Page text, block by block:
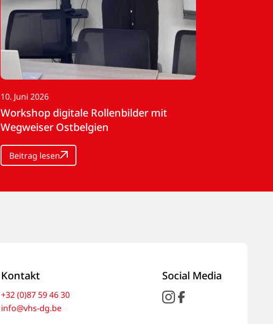
10. Juni 2026
Workshop digitale Rollenbilder mit
Wegweiser Ostbelgien
Beitrag lesen
Kontakt
+32 (0)87 59 46 30
info@vhs-dg.be
Social Media